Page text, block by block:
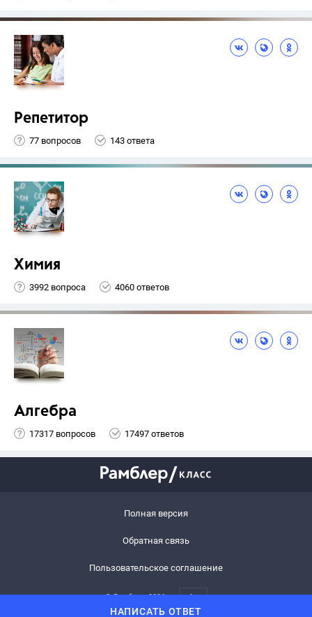
НАПИСАТЬ ОТВЕТ
Репетитор
77 вопросов 143 ответа
Химия
3992 вопроса 4060 ответов
Алгебра
17317 вопросов 17497 ответов
Полная версия
Обратная связь
Пользовательское соглашение
© Рамблер,2026 6+